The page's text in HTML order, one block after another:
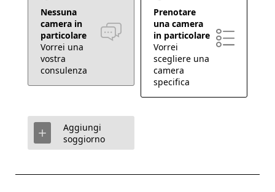
Nessuna
camera in
particolare
Vorrei una
vostra
consulenza
Prenotare
una camera
in particolare
Vorrei
scegliere una
camera
specifica
Aggiungi
soggiorno